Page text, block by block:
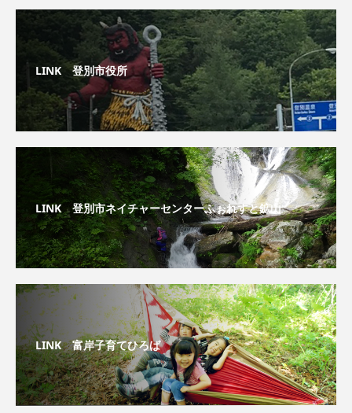
LINK 登別市役所
LINK 登別市ネイチャーセンターふぉれすと鉱山
LINK 富岸子育てひろば